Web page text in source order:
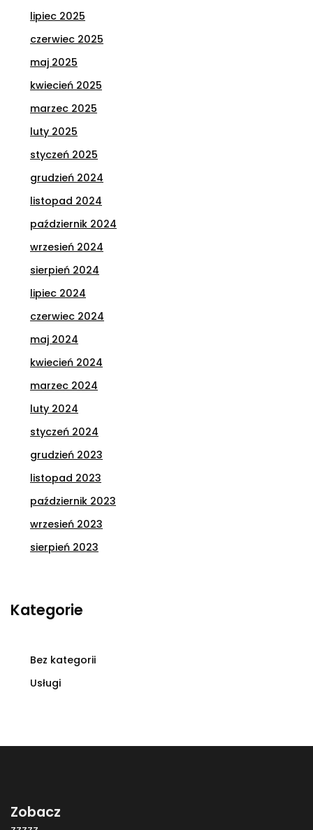
lipiec 2025
czerwiec 2025
maj 2025
kwiecień 2025
marzec 2025
luty 2025
styczeń 2025
grudzień 2024
listopad 2024
październik 2024
wrzesień 2024
sierpień 2024
lipiec 2024
czerwiec 2024
maj 2024
kwiecień 2024
marzec 2024
luty 2024
styczeń 2024
grudzień 2023
listopad 2023
październik 2023
wrzesień 2023
sierpień 2023
Kategorie
Bez kategorii
Usługi
Zobacz